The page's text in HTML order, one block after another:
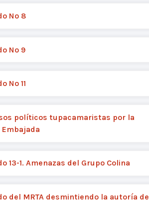
Nº 8
Nº 9
Nº 11
políticos tupacamaristas por la
13-1. Amenazas del Grupo Colina
del MRTA desmintiendo la autoría de